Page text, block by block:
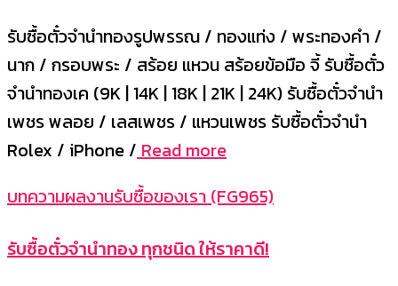
รับซื้อตั๋วจำนำทองรูปพรรณ / ทองแท่ง / พระทองคำ /
นาก / กรอบพระ / สร้อย แหวน สร้อยข้อมือ จี้ รับซื้อตั๋ว
จำนำทองเค (9K | 14K | 18K | 21K | 24K) รับซื้อตั๋วจำนำ
เพชร พลอย / เลสเพชร / แหวนเพชร รับซื้อตั๋วจำนำ
Rolex / iPhone /Read more
บทความผลงานรับซื้อของเรา (FG965)
รับซื้อตั๋วจำนำทอง ทุกชนิด ให้ราคาดี!